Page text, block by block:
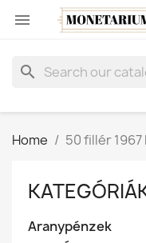

search
Home 50 fillér 1967
Aranypénzek